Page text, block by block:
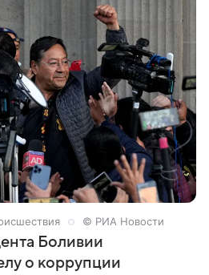
© РИА Новости
Боливии
о коррупции